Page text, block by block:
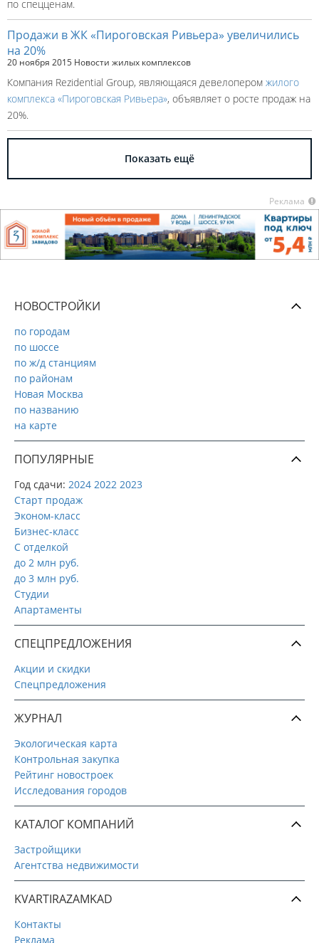
по спецценам.
Продажи в ЖК «Пироговская Ривьера» увеличились
на 20%
20 ноября 2015 Новости жилых комплексов
Компания Rezidential Group, являющаяся девелопером жилого
комплекса «Пироговская Ривьера», объявляет о росте продаж на
20%.
Показать ещё
Реклама
НОВОСТРОЙКИ
по городам
по шоссе
по ж/д станциям
по районам
Новая Москва
по названию
на карте
ПОПУЛЯРНЫЕ
Год сдачи: 2024 2022 2023
Старт продаж
Эконом-класс
Бизнес-класс
С отделкой
до 2 млн руб.
до 3 млн руб.
Студии
Апартаменты
СПЕЦПРЕДЛОЖЕНИЯ
Акции и скидки
Спецпредложения
ЖУРНАЛ
Экологическая карта
Контрольная закупка
Рейтинг новостроек
Исследования городов
КАТАЛОГ КОМПАНИЙ
Застройщики
Агентства недвижимости
KVARTIRAZAMKAD
Контакты
Реклама